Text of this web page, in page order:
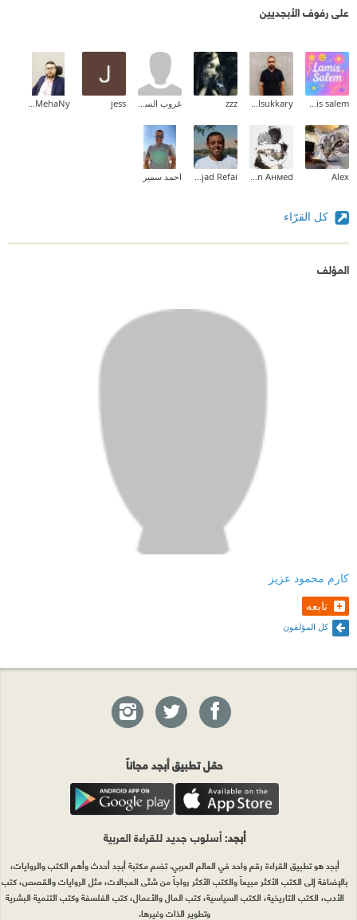
على رفوف الأبجديين
zzz
jess
Alex احمد سمير
كل القرّاء
المؤلف
كارم محمود عزيز
تابعه
كل المؤلفون
حمّل تطبيق أبجد مجاناً
أبجد: أسلوب جديد للقراءة العربية
أبجد هو تطبيق القراءة رقم واحد في العالم العربي. تضم مكتبة أبجد أحدث وأهم الكتب والروايات،
بالإضافة إلى الكتب الأكثر مبيعاً والكتب الأكثر رواجاً من شتّى المجالات، مثل الروايات والقصص، كتب
الأدب، الكتب التاريخية، الكتب السياسية، كتب المال والأعمال، كتب الفلسفة وكتب التنمية البشرية
وتطوير الذات وغيرها.